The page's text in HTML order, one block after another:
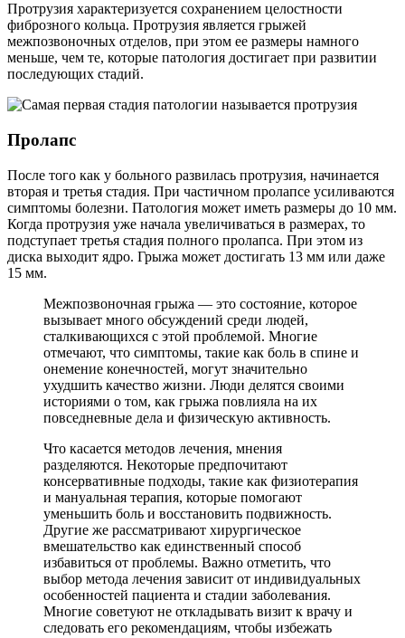
Протрузия характеризуется сохранением целостности
фиброзного кольца. Протрузия является грыжей
межпозвоночных отделов, при этом ее размеры намного
меньше, чем те, которые патология достигает при развитии
последующих стадий.
Пролапс
После того как у больного развилась протрузия, начинается
вторая и третья стадия. При частичном пролапсе усиливаются
симптомы болезни. Патология может иметь размеры до 10 мм.
Когда протрузия уже начала увеличиваться в размерах, то
подступает третья стадия полного пролапса. При этом из
диска выходит ядро. Грыжа может достигать 13 мм или даже
15 мм.
Межпозвоночная грыжа — это состояние, которое
вызывает много обсуждений среди людей,
сталкивающихся с этой проблемой. Многие
отмечают, что симптомы, такие как боль в спине и
онемение конечностей, могут значительно
ухудшить качество жизни. Люди делятся своими
историями о том, как грыжа повлияла на их
повседневные дела и физическую активность.
Что касается методов лечения, мнения
разделяются. Некоторые предпочитают
консервативные подходы, такие как физиотерапия
и мануальная терапия, которые помогают
уменьшить боль и восстановить подвижность.
Другие же рассматривают хирургическое
вмешательство как единственный способ
избавиться от проблемы. Важно отметить, что
выбор метода лечения зависит от индивидуальных
особенностей пациента и стадии заболевания.
Многие советуют не откладывать визит к врачу и
следовать его рекомендациям, чтобы избежать